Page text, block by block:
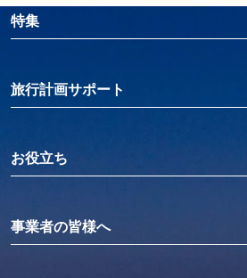
特集
旅行計画サポート
お役立ち
事業者の皆様へ